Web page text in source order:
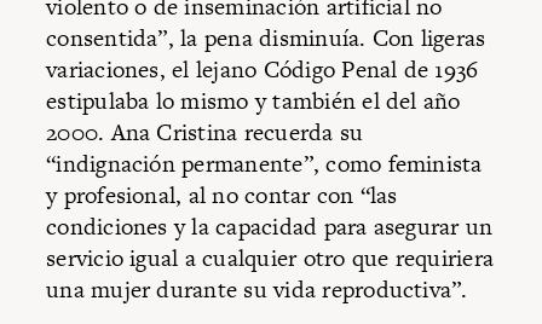
violento o de inseminación artificial no
consentida”, la pena disminuía. Con ligeras
variaciones, el lejano Código Penal de 1936
estipulaba lo mismo y también el del año
2000. Ana Cristina recuerda su
“indignación permanente”, como feminista
y profesional, al no contar con “las
condiciones y la capacidad para asegurar un
servicio igual a cualquier otro que requiriera
una mujer durante su vida reproductiva”.